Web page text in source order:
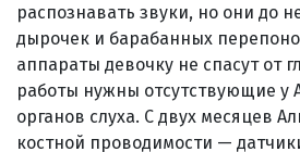
распознавать звуки, но они до
дырочек и барабанных
аппараты девочку не спасут от
работы нужны отсутствующие у
органов слуха. С двух месяцев
костной проводимости —